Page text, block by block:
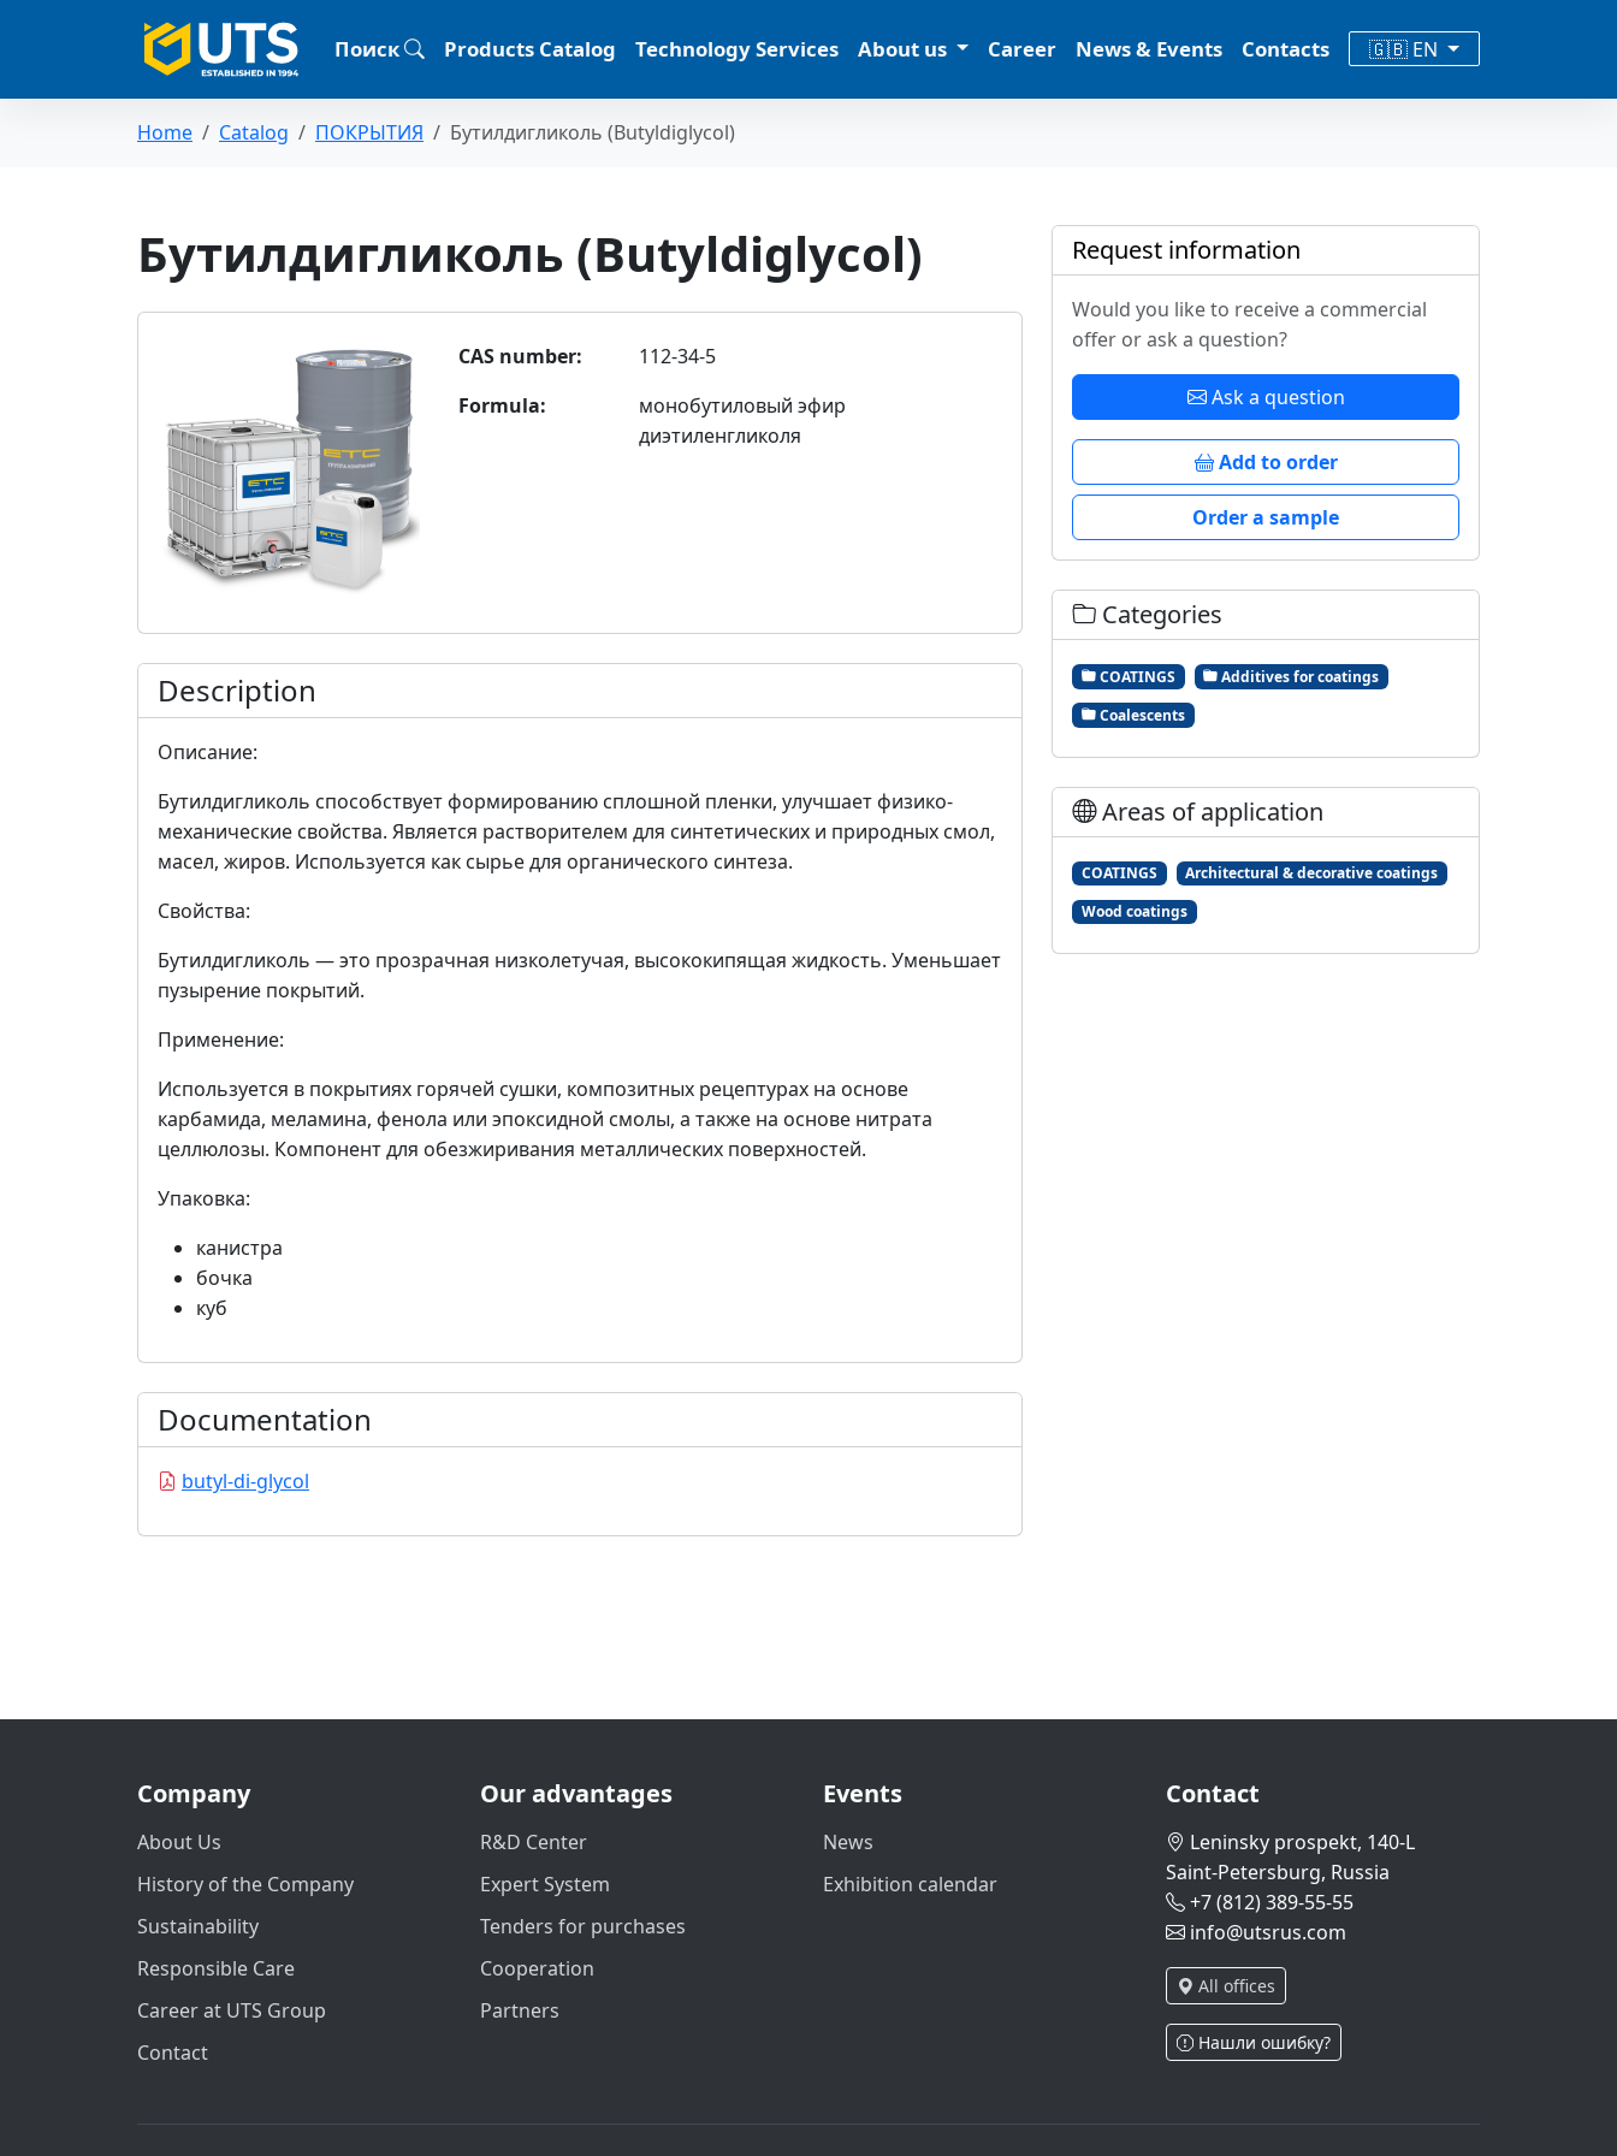
Поиск Products Catalog Technology Services About us Career News & Events Contacts 🇬🇧 EN
Home Catalog ПОКРЫТИЯ Бутилдигликоль (Butyldiglycol)
Бутилдигликоль (Butyldiglycol)
CAS number:
112-34-5
Formula:
монобутиловый эфир
диэтиленгликоля
Description
Описание:
Бутилдигликоль способствует формированию сплошной пленки, улучшает физико-
механические свойства. Является растворителем для синтетических и природных смол,
масел, жиров. Используется как сырье для органического синтеза.
Свойства:
Бутилдигликоль — это прозрачная низколетучая, высококипящая жидкость. Уменьшает
пузырение покрытий.
Применение:
Используется в покрытиях горячей сушки, композитных рецептурах на основе
карбамида, меламина, фенола или эпоксидной смолы, а также на основе нитрата
целлюлозы. Компонент для обезжиривания металлических поверхностей.
Упаковка:
канистра
бочка
куб
Documentation
butyl-di-glycol
Request information
Would you like to receive a commercial
offer or ask a question?
Ask a question
Add to order
Order a sample
Categories
COATINGS
Additives for coatings
Coalescents
Areas of application
COATINGS
Architectural & decorative coatings
Wood coatings
Company
About Us
History of the Company
Sustainability
Responsible Care
Career at UTS Group
Contact
Our advantages
R&D Center
Expert System
Tenders for purchases
Cooperation
Partners
Events
News
Exhibition calendar
Contact
Leninsky prospekt, 140-L
Saint-Petersburg, Russia
+7 (812) 389-55-55
info@utsrus.com
All offices
Нашли ошибку?